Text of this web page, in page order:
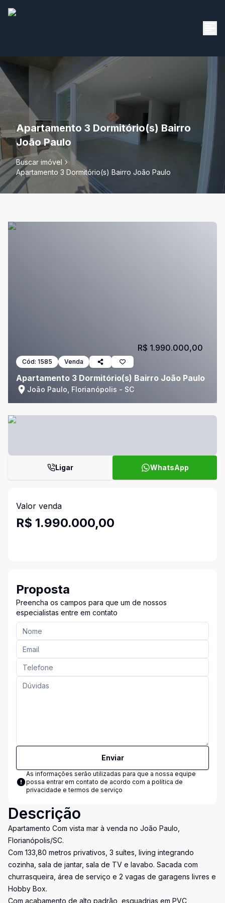
Apartamento 3 Dormitório(s) Bairro
João Paulo
Buscar imóvel
Apartamento 3 Dormitório(s) Bairro João Paulo
Cód: 1585 Venda
Apartamento 3 Dormitório(s) Bairro João Paulo
João Paulo, Florianópolis - SC
R$ 1.990.000,00
Ligar WhatsApp
Valor venda
R$ 1.990.000,00
Proposta
Preencha os campos para que um de nossos
especialistas entre em contato
Enviar
As informações serão utilizadas para que a nossa equipe
possa entrar em contato de acordo com a política de
privacidade e termos de serviço
Descrição
Apartamento Com vista mar à venda no João Paulo,
Florianópolis/SC.
Com 133,80 metros privativos, 3 suítes, living integrando
cozinha, sala de jantar, sala de TV e lavabo. Sacada com
churrasqueira, área de serviço e 2 vagas de garagens livres e
Hobby Box.
Com acabamento de alto padrão, esquadrias em PVC,